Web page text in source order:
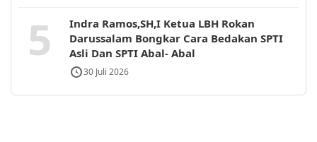
5
Indra Ramos,SH,I Ketua LBH Rokan
Darussalam Bongkar Cara Bedakan SPTI
Asli Dan SPTI Abal- Abal
30 Juli 2026